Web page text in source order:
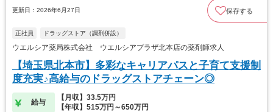
更新日：2026年6月27日 保存する
正社員 ドラッグストア（調剤併設）
ウエルシア薬局株式会社 ウエルシアプラザ北本店の薬剤師求人
【埼玉県北本市】多彩なキャリアパスと子育て支援制
度充実♪高給与のドラッグストアチェーン◎
給与
【月収】33.5万円
【年収】515万円～650万円